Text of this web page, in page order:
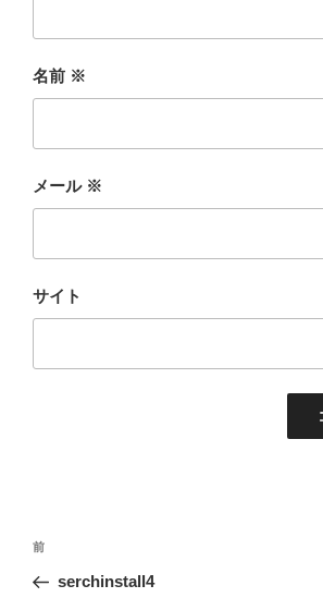
名前 ※
メール ※
サイト
投
ナ
前
の
前
serchinstall4